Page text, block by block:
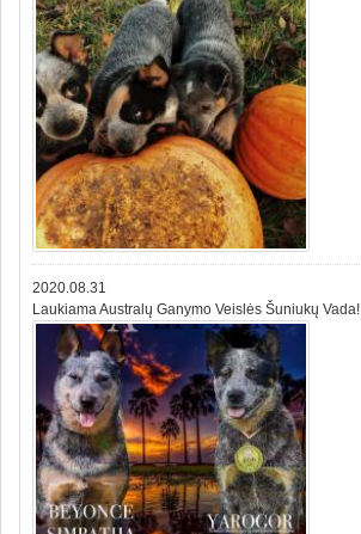
2020.08.31
Laukiama Australų Ganymo Veislės Šuniukų Vada!